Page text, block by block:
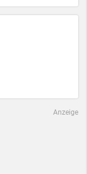
Anzeige